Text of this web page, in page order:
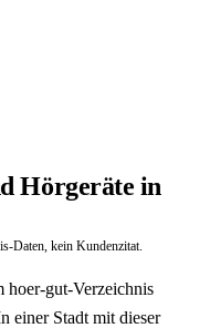
Hörgeräte in
Daten, kein Kundenzitat.
hoer-gut-Verzeichnis
einer Stadt mit dieser